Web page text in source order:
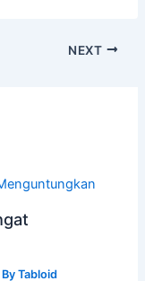
NEXT
ByTabloid